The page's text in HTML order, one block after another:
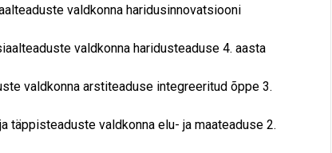
valdkonna haridusinnovatsiooni
valdkonna haridusteaduse 4. aasta
valdkonna arstiteaduse integreeritud õppe 3.
täppisteaduste valdkonna elu- ja maateaduse 2.